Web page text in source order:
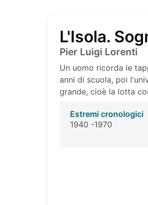
L'Isola.
Pier Luigi Lorenti
Un uomo ricorda le
anni di scuola, poi
grande, cioè la lotta
Estremi cronologici
1940 -1970